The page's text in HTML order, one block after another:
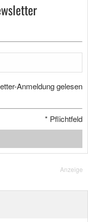
Anmeldung gelesen
* Pflichtfeld
Anzeige